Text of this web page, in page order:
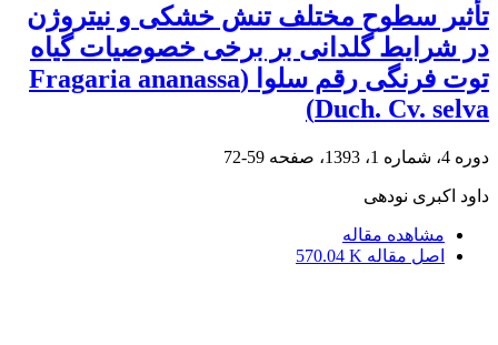
تأثیر سطوح مختلف تنش خشکی و نیتروژن
در شرایط گلدانی بر برخی خصوصیات گیاه
توت فرنگی رقم سلوا (Fragaria ananassa
Duch. Cv. selva)
دوره 4، شماره 1، 1393، صفحه 59-72
داود اکبری نودهی
مشاهده مقاله
اصل مقاله 570.04 K